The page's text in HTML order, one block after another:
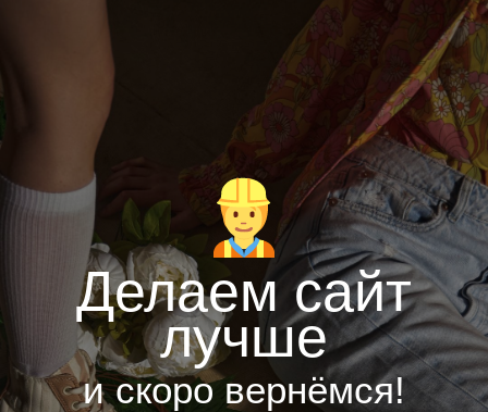
Делаем сайт
лучше
и скоро вернёмся!